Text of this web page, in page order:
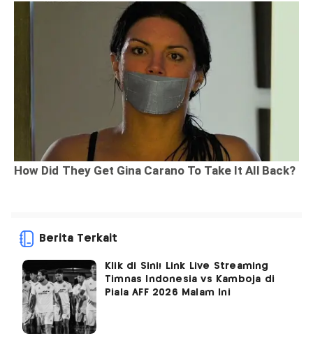
Berita Terkait
Klik di Sini! Link Live Streaming
Timnas Indonesia vs Kamboja di
Piala AFF 2026 Malam Ini